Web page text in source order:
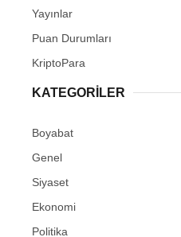
Yayınlar
Puan Durumları
KriptoPara
KATEGORILER
Boyabat
Genel
Siyaset
Ekonomi
Politika